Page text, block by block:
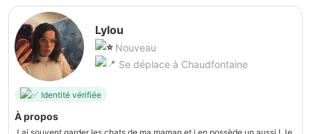
Lylou
Nouveau
Se déplace à Chaudfontaine
Identité vérifiée
À propos